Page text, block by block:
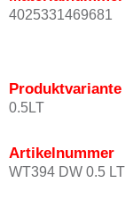
4025331469681
Produktvariante
0.5LT
Artikelnummer
WT394 DW 0.5 LT